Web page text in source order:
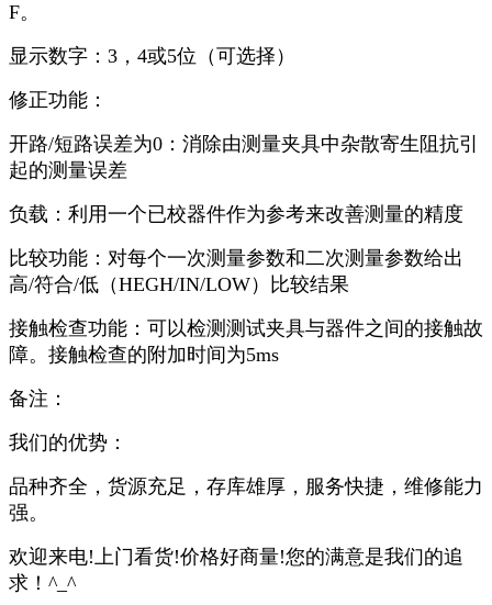
F。
显示数字：3，4或5位（可选择）
修正功能：
开路/短路误差为0：消除由测量夹具中杂散寄生阻抗引
起的测量误差
负载：利用一个已校器件作为参考来改善测量的精度
比较功能：对每个一次测量参数和二次测量参数给出
高/符合/低（HEGH/IN/LOW）比较结果
接触检查功能：可以检测测试夹具与器件之间的接触故
障。接触检查的附加时间为5ms
备注：
我们的优势：
品种齐全，货源充足，存库雄厚，服务快捷，维修能力
强。
欢迎来电!上门看货!价格好商量!您的满意是我们的追
求！^_^